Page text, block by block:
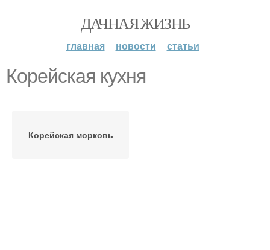
ДАЧНАЯ ЖИЗНЬ
главная новости статьи
Корейская кухня
Корейская морковь